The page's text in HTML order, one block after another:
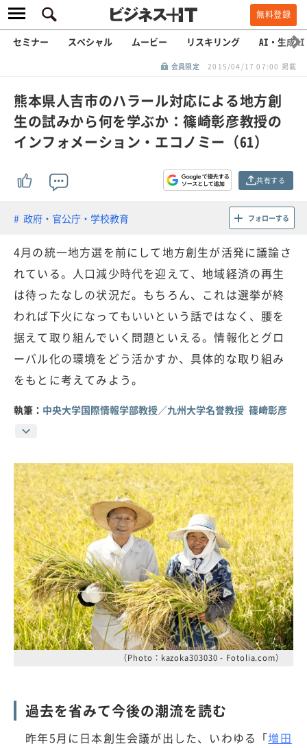
無料登録
セミナー スペシャル ムービー リスキリング AI・生成AI
会員限定 2015/04/17 07:00 掲載
熊本県人吉市のハラール対応による地方創
生の試みから何を学ぶか：篠崎彰彦教授の
インフォメーション・エコノミー（61）
共有する
政府・官公庁・学校教育 フォローする
4月の統一地方選を前にして地方創生が活発に議論さ
れている。人口減少時代を迎えて、地域経済の再生
は待ったなしの状況だ。もちろん、これは選挙が終
われば下火になってもいいという話ではなく、腰を
据えて取り組んでいく問題といえる。情報化とグロ
ーバル化の環境をどう活かすか、具体的な取り組み
をもとに考えてみよう。
執筆： 中央大学国際情報学部教授／九州大学名誉教授 篠﨑彰彦
（Photo：kazoka303030 - Fotolia.com）
過去を省みて今後の潮流を読む
昨年5月に日本創生会議が出した、いわゆる「増田